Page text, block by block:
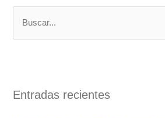
u
a
Entradas recientes